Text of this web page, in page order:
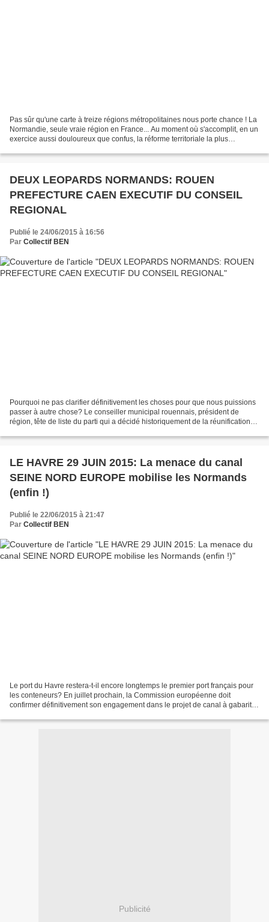
Pas sûr qu'une carte à treize régions métropolitaines nous porte chance ! La
Normandie, seule vraie région en France... Au moment où s'accomplit, en un
exercice aussi douloureux que confus, la réforme territoriale la plus
DEUX LEOPARDS NORMANDS: ROUEN
PREFECTURE CAEN EXECUTIF DU CONSEIL
REGIONAL
Publié le 24/06/2015 à 16:56
Par Collectif BEN
Pourquoi ne pas clarifier définitivement les choses pour que nous puissions
passer à autre chose? Le conseiller municipal rouennais, président de
région, tête de liste du parti qui a décidé historiquement de la réunification
LE HAVRE 29 JUIN 2015: La menace du canal
SEINE NORD EUROPE mobilise les Normands
(enfin !)
Publié le 22/06/2015 à 21:47
Par Collectif BEN
Le port du Havre restera-t-il encore longtemps le premier port français pour
les conteneurs? En juillet prochain, la Commission européenne doit
confirmer définitivement son engagement dans le projet de canal à gabarit
Publicité